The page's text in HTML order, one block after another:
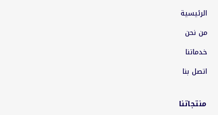
الرئيسية
من نحن
خدماتنا
اتصل بنا
منتجاتنا